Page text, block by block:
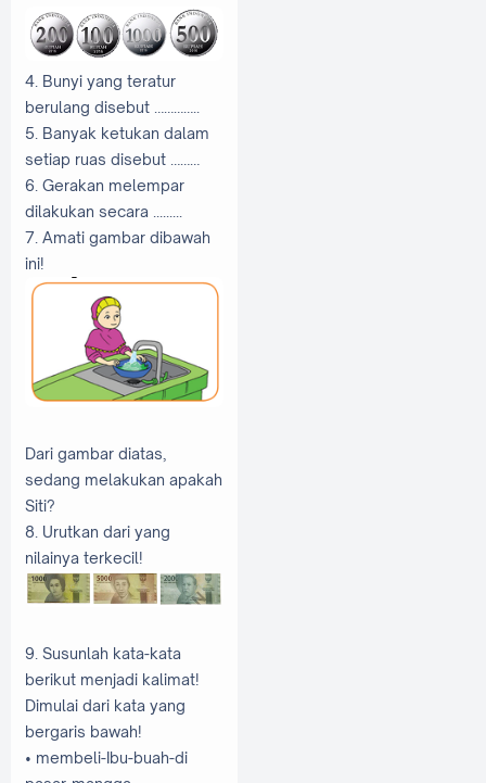
4. Bunyi yang teratur
berulang disebut …………..
5. Banyak ketukan dalam
setiap ruas disebut ………
6. Gerakan melempar
dilakukan secara .........
7. Amati gambar dibawah
ini!
Dari gambar diatas,
sedang melakukan apakah
Siti?
8. Urutkan dari yang
nilainya terkecil!
9. Susunlah kata-kata
berikut menjadi kalimat!
Dimulai dari kata yang
bergaris bawah!
• membeli-Ibu-buah-di